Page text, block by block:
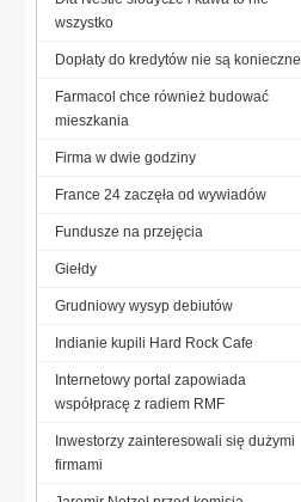
wszystko
Dopłaty do kredytów nie są konieczne
Farmacol chce również budować
mieszkania
Firma w dwie godziny
France 24 zaczęła od wywiadów
Fundusze na przejęcia
Giełdy
Grudniowy wysyp debiutów
Indianie kupili Hard Rock Cafe
Internetowy portal zapowiada
współpracę z radiem RMF
Inwestorzy zainteresowali się dużymi
firmami